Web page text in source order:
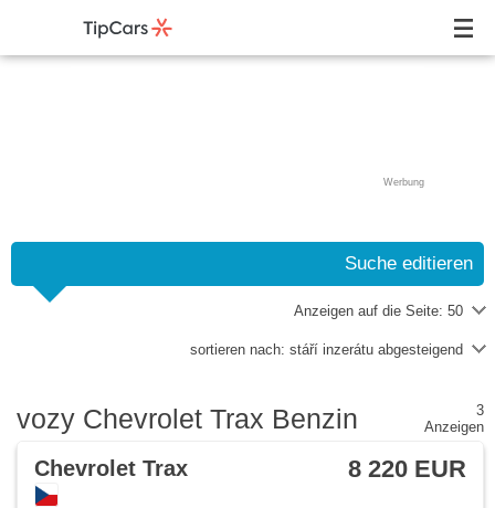
Werbung
Suche editieren
Anzeigen auf die Seite: 50
sortieren nach: stáří inzerátu abgesteigend
vozy Chevrolet Trax Benzin
3
Anzeigen
Chevrolet Trax 8 220 EUR